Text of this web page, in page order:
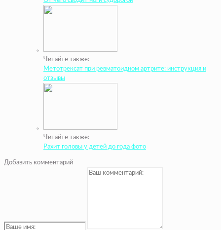
Читайте также:
Метотрексат при ревматоидном артрите: инструкция и
отзывы
Читайте также:
Рахит головы у детей до года фото
Добавить комментарий